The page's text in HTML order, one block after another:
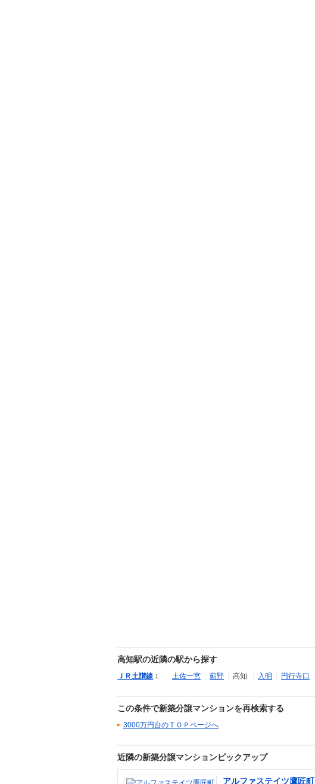
高知駅の近隣の駅から探す
ＪＲ土讃線 ： 土佐一宮 薊野 高知 入明 円行寺口
この条件で新築分譲マンションを再検索する
3000万円台のＴＯＰページへ
近隣の新築分譲マンションピックアップ
アルファステイツ鷹匠町